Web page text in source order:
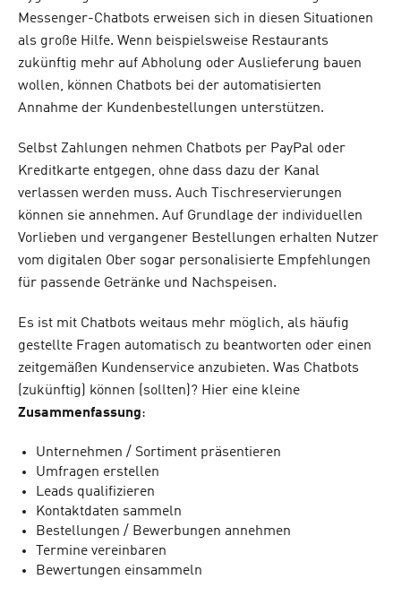
Messenger-Chatbots erweisen sich in diesen Situationen
als große Hilfe. Wenn beispielsweise Restaurants
zukünftig mehr auf Abholung oder Auslieferung bauen
wollen, können Chatbots bei der automatisierten
Annahme der Kundenbestellungen unterstützen.
Selbst Zahlungen nehmen Chatbots per PayPal oder
Kreditkarte entgegen, ohne dass dazu der Kanal
verlassen werden muss. Auch Tischreservierungen
können sie annehmen. Auf Grundlage der individuellen
Vorlieben und vergangener Bestellungen erhalten Nutzer
vom digitalen Ober sogar personalisierte Empfehlungen
für passende Getränke und Nachspeisen.
Es ist mit Chatbots weitaus mehr möglich, als häufig
gestellte Fragen automatisch zu beantworten oder einen
zeitgemäßen Kundenservice anzubieten. Was Chatbots
(zukünftig) können (sollten)? Hier eine kleine
Zusammenfassung:
Unternehmen / Sortiment präsentieren
Umfragen erstellen
Leads qualifizieren
Kontaktdaten sammeln
Bestellungen / Bewerbungen annehmen
Termine vereinbaren
Bewertungen einsammeln